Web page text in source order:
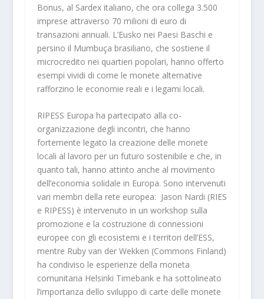
Bonus, al Sardex italiano, che ora collega 3.500
imprese attraverso 70 milioni di euro di
transazioni annuali. L’Eusko nei Paesi Baschi e
persino il Mumbuça brasiliano, che sostiene il
microcredito nei quartieri popolari, hanno offerto
esempi vividi di come le monete alternative
rafforzino le economie reali e i legami locali.
RIPESS Europa ha partecipato alla co-
organizzazione degli incontri, che hanno
fortemente legato la creazione delle monete
locali al lavoro per un futuro sostenibile e che, in
quanto tali, hanno attinto anche al movimento
dell’economia solidale in Europa. Sono intervenuti
vari membri della rete europea: Jason Nardi (RIES
e RIPESS) è intervenuto in un workshop sulla
promozione e la costruzione di connessioni
europee con gli ecosistemi e i territori dell’ESS,
mentre Ruby van der Wekken (Commons Finland)
ha condiviso le esperienze della moneta
comunitaria Helsinki Timebank e ha sottolineato
l’importanza dello sviluppo di carte delle monete